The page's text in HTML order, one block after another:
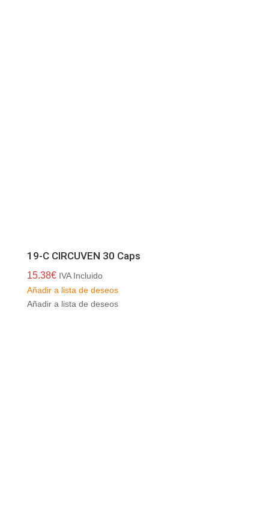
19-C CIRCUVEN 30 Caps
15.38€ IVA Incluido
Añadir a lista de deseos
Añadir a lista de deseos